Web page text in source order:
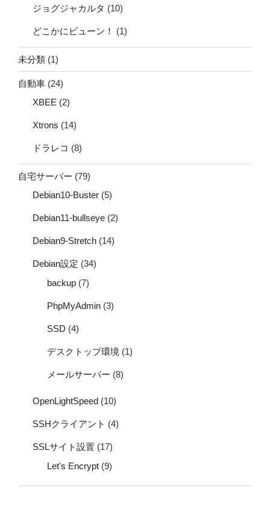
ジョグジャカルタ (10)
どこかにビューン！ (1)
未分類 (1)
自動車 (24)
XBEE (2)
Xtrons (14)
ドラレコ (8)
自宅サーバー (79)
Debian10-Buster (5)
Debian11-bullseye (2)
Debian9-Stretch (14)
Debian設定 (34)
backup (7)
PhpMyAdmin (3)
SSD (4)
デスクトップ環境 (1)
メールサーバー (8)
OpenLightSpeed (10)
SSHクライアント (4)
SSLサイト設置 (17)
Let's Encrypt (9)